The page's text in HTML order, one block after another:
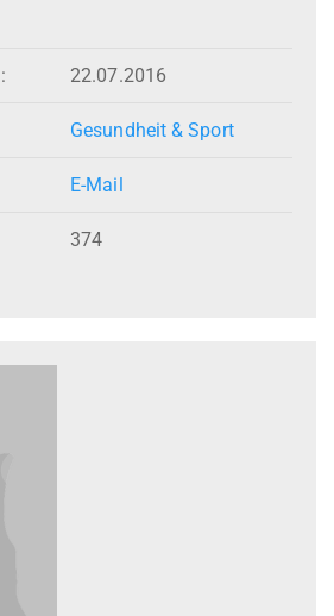
22.07.2016
Gesundheit & Sport
E-Mail
374